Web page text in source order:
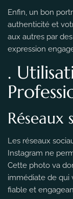
Enfin, un bon
authenticité et
aux autres par
expression
.
Réseaux
Les réseaux
Instagram ne
Cette photo va
immédiate de qui
fiable et